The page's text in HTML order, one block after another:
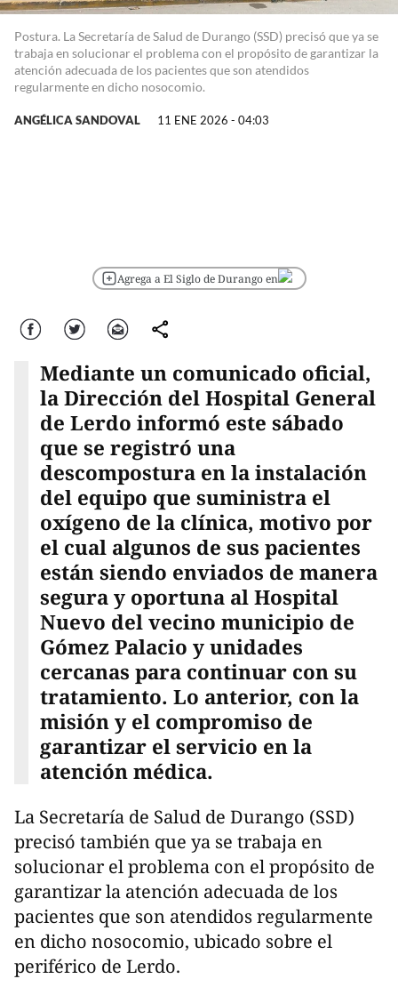
Postura. La Secretaría de Salud de Durango (SSD) precisó que ya se
trabaja en solucionar el problema con el propósito de garantizar la
atención adecuada de los pacientes que son atendidos
regularmente en dicho nosocomio.
ANGÉLICA SANDOVAL 11 ENE 2026 - 04:03
Agrega a El Siglo de Durango en
Facebook Twitter Correo comparte
Mediante un comunicado oficial,
la Dirección del Hospital General
de Lerdo informó este sábado
que se registró una
descompostura en la instalación
del equipo que suministra el
oxígeno de la clínica, motivo por
el cual algunos de sus pacientes
están siendo enviados de manera
segura y oportuna al Hospital
Nuevo del vecino municipio de
Gómez Palacio y unidades
cercanas para continuar con su
tratamiento. Lo anterior, con la
misión y el compromiso de
garantizar el servicio en la
atención médica.
La Secretaría de Salud de Durango (SSD)
precisó también que ya se trabaja en
solucionar el problema con el propósito de
garantizar la atención adecuada de los
pacientes que son atendidos regularmente
en dicho nosocomio, ubicado sobre el
periférico de Lerdo.